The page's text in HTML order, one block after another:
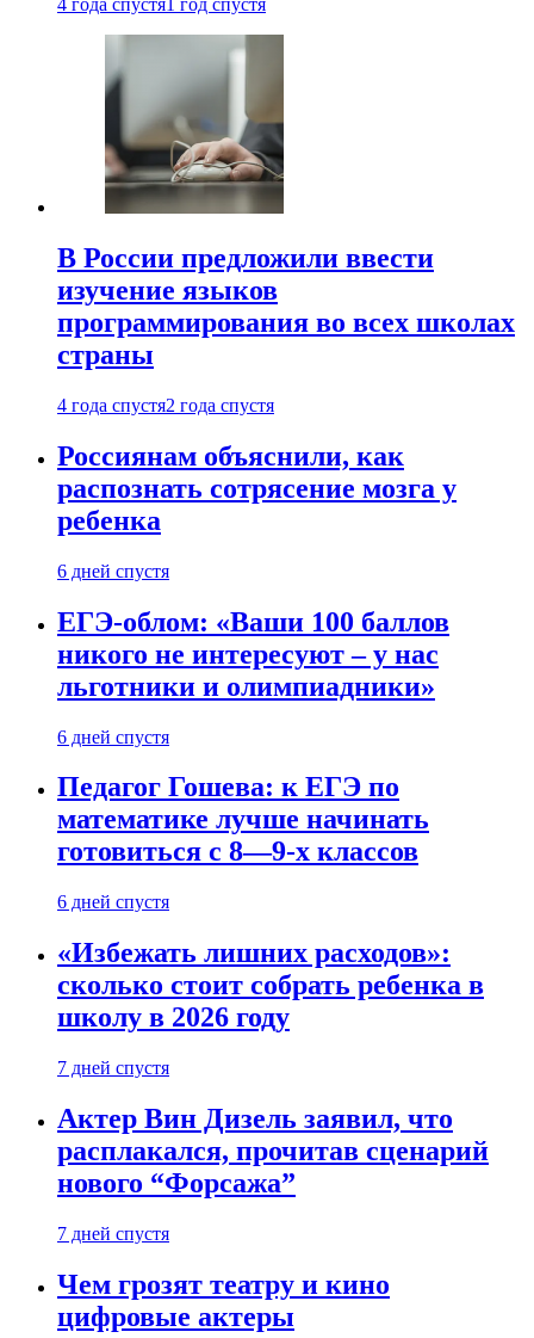
4 года спустя 1 год спустя
В России предложили ввести
изучение языков
программирования во всех школах
страны
4 года спустя2 года спустя
Россиянам объяснили, как
распознать сотрясение мозга у
ребенка
6 дней спустя
ЕГЭ-облом: «Ваши 100 баллов
никого не интересуют – у нас
льготники и олимпиадники»
6 дней спустя
Педагог Гошева: к ЕГЭ по
математике лучше начинать
готовиться с 8—9-х классов
6 дней спустя
«Избежать лишних расходов»:
сколько стоит собрать ребенка в
школу в 2026 году
7 дней спустя
Актер Вин Дизель заявил, что
расплакался, прочитав сценарий
нового “Форсажа”
7 дней спустя
Чем грозят театру и кино
цифровые актеры